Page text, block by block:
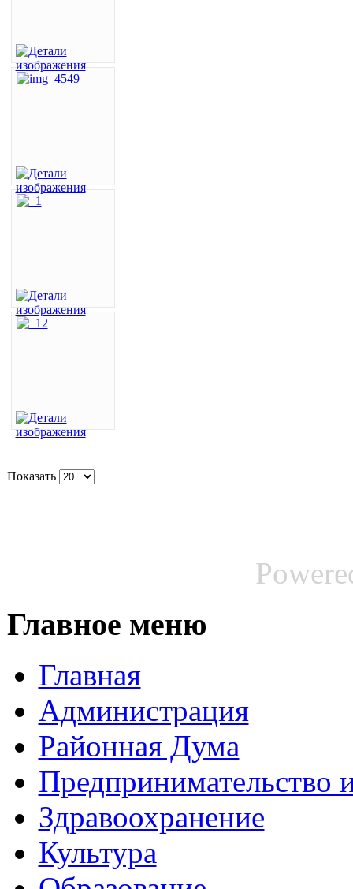
Показать
Главное меню
Главная
Администрация
Районная Дума
Предпринимательство
Здравоохранение
Культура